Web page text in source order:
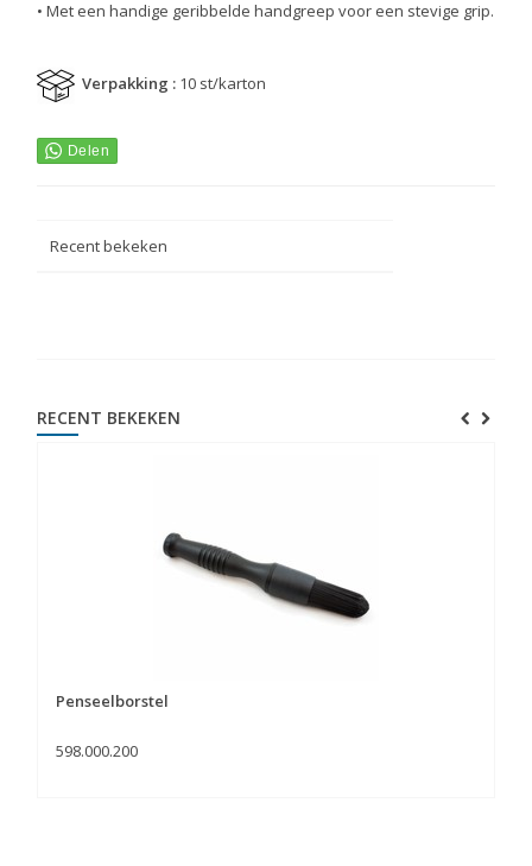
• Met een handige geribbelde handgreep voor een stevige grip.
Verpakking : 10 st/karton
Recent bekeken
RECENT BEKEKEN
Penseelborstel
598.000.200